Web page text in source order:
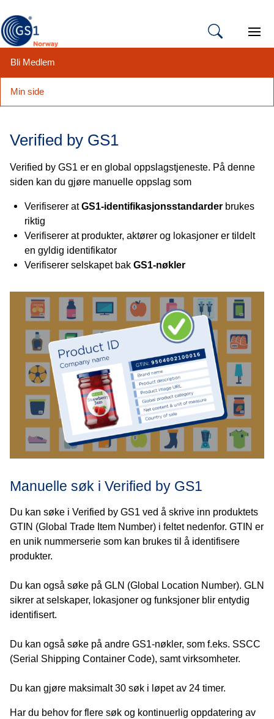
Bli Medlem
Min side
innhold
Verified by GS1
Verified by GS1 er en global oppslagstjeneste. På denne
siden kan du gjøre manuelle oppslag som
Verifiserer atGS1-identifikasjonsstandarder brukes
riktig
Verifiserer at produkter, aktører og lokasjoner er tildelt
en gyldig identifikator
Verifiserer selskapet bak GS1-nøkler
Manuelle søk i Verified by GS1
Du kan søke i Verified by GS1 ved å skrive inn produktets
GTIN (Global Trade Item Number) i feltet nedenfor. GTIN er
en unik nummerserie som kan brukes til å identifisere
produkter.
Du kan også søke på GLN (Global Location Number). GLN
sikrer at selskaper, lokasjoner og funksjoner blir entydig
identifisert.
Du kan også søke på andre GS1-nøkler, som f.eks. SSCC
(Serial Shipping Container Code), samt virksomheter.
Du kan gjøre maksimalt 30 søk i løpet av 24 timer.
Har du behov for flere søk og kontinuerlig oppdatering av